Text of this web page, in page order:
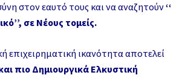
στον εαυτό τους και να αναζητούν‘‘
σε Νέους τομείς.
επιχειρηματική ικανότητα αποτελεί
πιο Δημιουργικά Ελκυστική